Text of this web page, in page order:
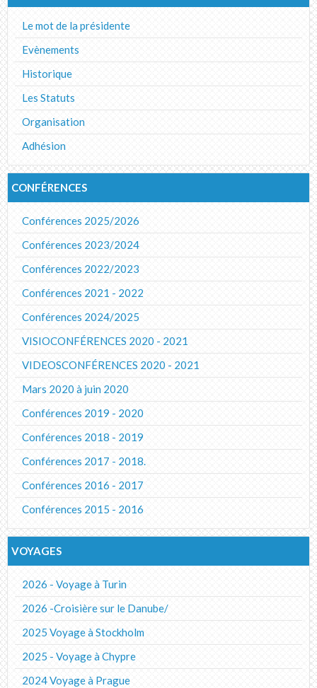
Le mot de la présidente
Evènements
Historique
Les Statuts
Organisation
Adhésion
CONFÉRENCES
Conférences 2025/2026
Conférences 2023/2024
Conférences 2022/2023
Conférences 2021 - 2022
Conférences 2024/2025
VISIOCONFÉRENCES 2020 - 2021
VIDEOSCONFÉRENCES 2020 - 2021
Mars 2020 à juin 2020
Conférences 2019 - 2020
Conférences 2018 - 2019
Conférences 2017 - 2018.
Conférences 2016 - 2017
Conférences 2015 - 2016
VOYAGES
2026 - Voyage à Turin
2026 -Croisière sur le Danube/
2025 Voyage à Stockholm
2025 - Voyage à Chypre
2024 Voyage à Prague